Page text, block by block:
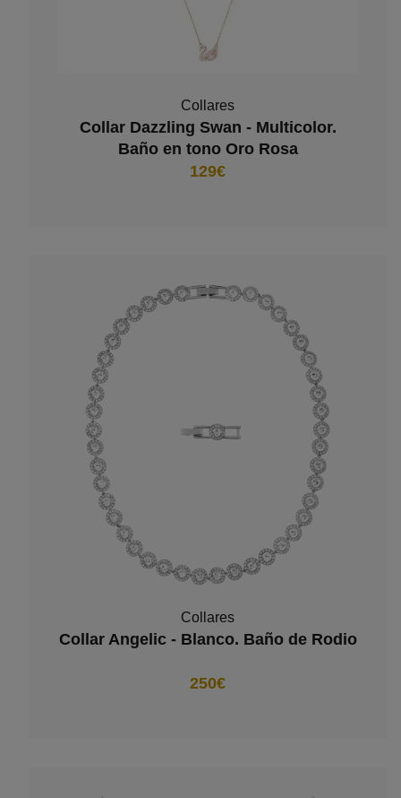
Collares
Collar Dazzling Swan - Multicolor.
Baño en tono Oro Rosa
129€
Collares
Collar Angelic - Blanco. Baño de Rodio
250€